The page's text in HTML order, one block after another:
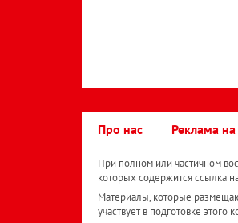
Про нас Реклама на
При полном или частичном
которых содержится ссылка
Материалы, которые
участвует в подготовке